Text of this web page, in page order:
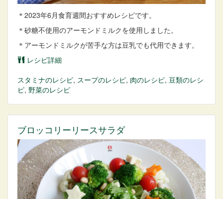
＊2023年6月食育週間おすすめレシピです。
＊砂糖不使用のアーモンドミルクを使用しました。
＊アーモンドミルクが苦手な方は豆乳でも代用できます。
レシピ詳細
スタミナのレシピ, スープのレシピ, 肉のレシピ, 豆類のレシ
ピ, 野菜のレシピ
ブロッコリーリースサラダ